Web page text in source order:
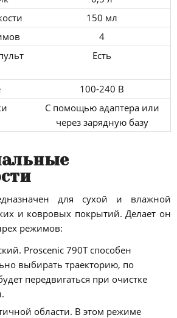
150 мл
4
Есть
100-240 В
С помощью адаптера или
через зарядную базу
для сухой и влажной
и ковровых покрытий. Делает он
режимов:
Proscenic 790T способен
выбирать траекторию, по
передвигаться при очистке
области. В этом режиме